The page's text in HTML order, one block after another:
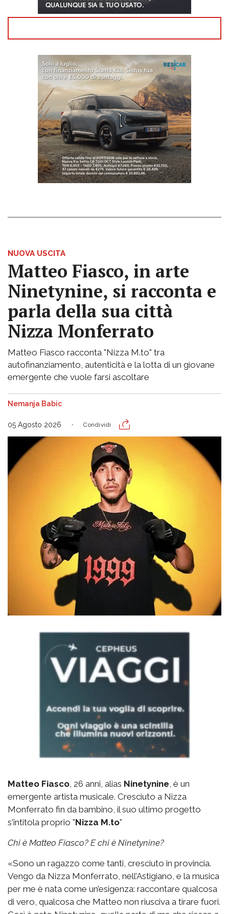
NUOVA USCITA
Matteo Fiasco, in arte
Ninetynine, si racconta e
parla della sua città
Nizza Monferrato
Matteo Fiasco racconta "Nizza M.to" tra
autofinanziamento, autenticità e la lotta di un giovane
emergente che vuole farsi ascoltare
Nemanja Babic
05 Agosto 2026 Condividi
Matteo Fiasco , 26 anni, alias Ninetynine , è un
emergente artista musicale. Cresciuto a Nizza
Monferrato fin da bambino, il suo ultimo progetto
s'intitola proprio "Nizza M.to"
Chi è Matteo Fiasco? E chi è Ninetynine?
«Sono un ragazzo come tanti, cresciuto in provincia.
Vengo da Nizza Monferrato, nell’Astigiano, e la musica
per me è nata come un’esigenza: raccontare qualcosa
di vero, qualcosa che Matteo non riusciva a tirare fuori.